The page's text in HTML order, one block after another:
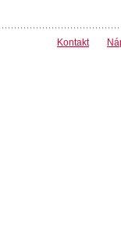
Kontakt